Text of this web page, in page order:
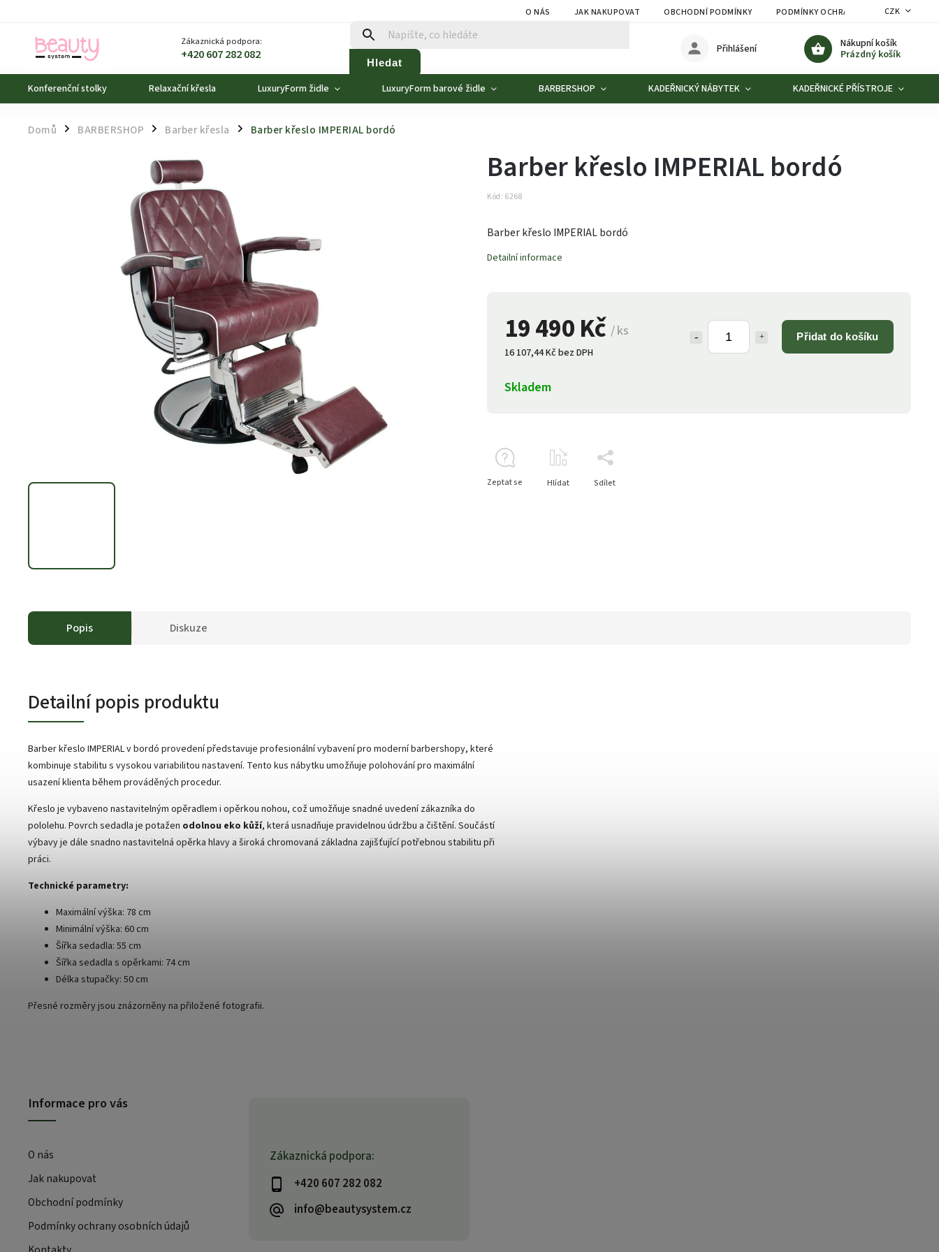
O NÁS JAK NAKUPOVAT OBCHODNÍ PODMÍNKY PODMÍNKY OCHRANY OSOBNÍCH ÚDAJŮ
CZK
Zákaznická podpora:
+420 607 282 082 Hledat
Nákupní košík
Prázdný košík
Přihlášení
Konferenční stolky Relaxační křesla LuxuryForm židle LuxuryForm barové židle BARBERSHOP KADEŘNICKÝ NÁBYTEK KADEŘNICKÉ PŘÍSTROJE
Domů / BARBERSHOP / Barber křesla / Barber křeslo IMPERIAL bordó
19 490 Kč / ks
16 107,44 Kč bez DPH
Přidat do košíku
Skladem
Barber křeslo IMPERIAL bordó
Kód: 6268
Barber křeslo IMPERIAL bordó
Detailní informace
Zeptat se Hlídat Sdílet
Popis Diskuze
Detailní popis produktu
Barber křeslo IMPERIAL v bordó provedení představuje profesionální vybavení pro moderní barbershopy, které
kombinuje stabilitu s vysokou variabilitou nastavení. Tento kus nábytku umožňuje polohování pro maximální
usazení klienta během prováděných procedur.
Křeslo je vybaveno nastavitelným opěradlem i opěrkou nohou, což umožňuje snadné uvedení zákazníka do
pololehu. Povrch sedadla je potažen odolnou eko kůží, která usnadňuje pravidelnou údržbu a čištění. Součástí
výbavy je dále snadno nastavitelná opěrka hlavy a široká chromovaná základna zajišťující potřebnou stabilitu při
práci.
Technické parametry:
Maximální výška: 78 cm
Minimální výška: 60 cm
Šířka sedadla: 55 cm
Šířka sedadla s opěrkami: 74 cm
Délka stupačky: 50 cm
Přesné rozměry jsou znázorněny na přiložené fotografii.
Zákaznická podpora:
+420 607 282 082
info@beautysystem.cz
Informace pro vás
O nás
Jak nakupovat
Obchodní podmínky
Podmínky ochrany osobních údajů